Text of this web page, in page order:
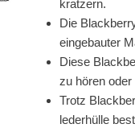
kratzern.
Die
eingebauter
Diese
zu hören
Trotz
lederhülle